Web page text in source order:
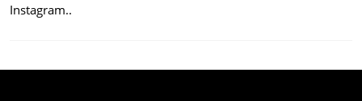
Instagram..